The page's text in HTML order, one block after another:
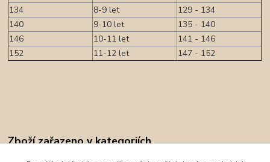
134
8-9 let
129 - 134
140
9-10 let
135 - 140
146
10-11 let
141 - 146
152
11-12 let 147 - 152
Zboží zařazeno v kategoriích